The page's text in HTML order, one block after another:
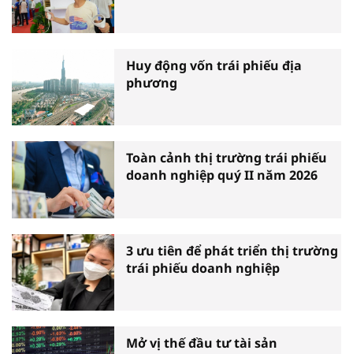
Huy động vốn trái phiếu địa
phương
Toàn cảnh thị trường trái phiếu
doanh nghiệp quý II năm 2026
3 ưu tiên để phát triển thị trường
trái phiếu doanh nghiệp
Mở vị thế đầu tư tài sản